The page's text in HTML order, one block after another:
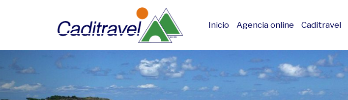
Inicio Agencia online Caditravel
prev